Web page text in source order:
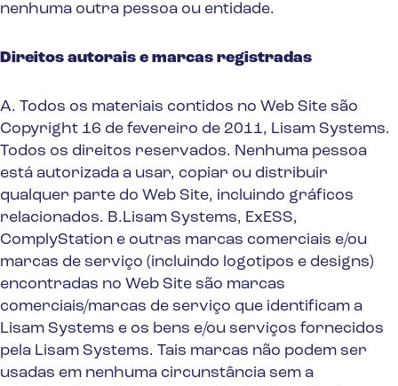
nenhuma outra pessoa ou entidade.
Direitos autorais e marcas registradas
A. Todos os materiais contidos no Web Site são
Copyright 16 de fevereiro de 2011, Lisam Systems.
Todos os direitos reservados. Nenhuma pessoa
está autorizada a usar, copiar ou distribuir
qualquer parte do Web Site, incluindo gráficos
relacionados. B.Lisam Systems, ExESS,
ComplyStation e outras marcas comerciais e/ou
marcas de serviço (incluindo logotipos e designs)
encontradas no Web Site são marcas
comerciais/marcas de serviço que identificam a
Lisam Systems e os bens e/ou serviços fornecidos
pela Lisam Systems. Tais marcas não podem ser
usadas em nenhuma circunstância sem a